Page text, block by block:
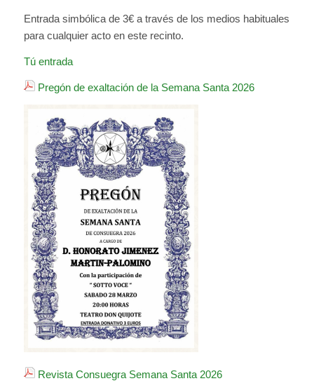
Entrada simbólica de 3€ a través de los medios habituales
para cualquier acto en este recinto.
Tú entrada
Pregón de exaltación de la Semana Santa 2026
Revista Consuegra Semana Santa 2026